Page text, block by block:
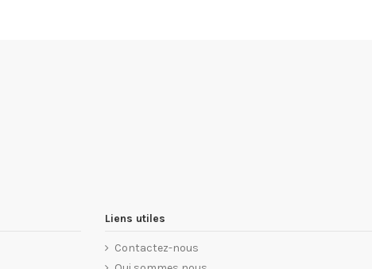
Liens utiles
Contactez-nous